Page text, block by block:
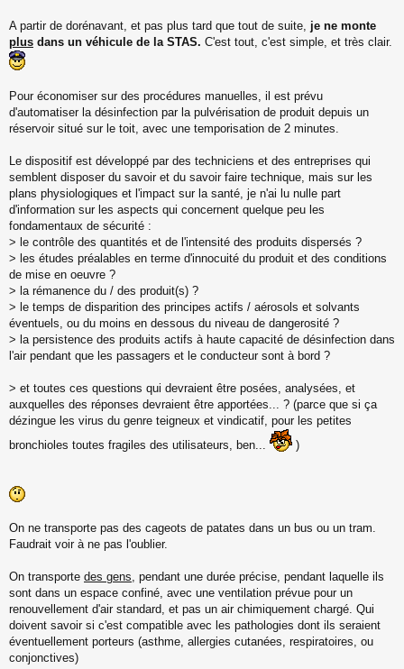
s
a
g
e
n
l
u
A partir de dorénavant, et pas plus tard que tout de suite, je ne monte
plus dans un véhicule de la STAS. C'est tout, c'est simple, et très clair.
Pour économiser sur des procédures manuelles, il est prévu
d'automatiser la désinfection par la pulvérisation de produit depuis un
réservoir situé sur le toit, avec une temporisation de 2 minutes.
Le dispositif est développé par des techniciens et des entreprises qui
semblent disposer du savoir et du savoir faire technique, mais sur les
plans physiologiques et l'impact sur la santé, je n'ai lu nulle part
d'information sur les aspects qui concernent quelque peu les
fondamentaux de sécurité :
> le contrôle des quantités et de l'intensité des produits dispersés ?
> les études préalables en terme d'innocuité du produit et des conditions
de mise en oeuvre ?
> la rémanence du / des produit(s) ?
> le temps de disparition des principes actifs / aérosols et solvants
éventuels, ou du moins en dessous du niveau de dangerosité ?
> la persistence des produits actifs à haute capacité de désinfection dans
l'air pendant que les passagers et le conducteur sont à bord ?
> et toutes ces questions qui devraient être posées, analysées, et
auxquelles des réponses devraient être apportées... ? (parce que si ça
dézingue les virus du genre teigneux et vindicatif, pour les petites
bronchioles toutes fragiles des utilisateurs, ben...
)
On ne transporte pas des cageots de patates dans un bus ou un tram.
Faudrait voir à ne pas l'oublier.
On transporte des gens, pendant une durée précise, pendant laquelle ils
sont dans un espace confiné, avec une ventilation prévue pour un
renouvellement d'air standard, et pas un air chimiquement chargé. Qui
doivent savoir si c'est compatible avec les pathologies dont ils seraient
éventuellement porteurs (asthme, allergies cutanées, respiratoires, ou
conjonctives)